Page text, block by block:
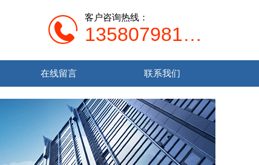
客户咨询热线：
13580798107
在线留言 联系我们